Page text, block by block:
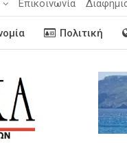
Επικοινωνία
Πολιτική